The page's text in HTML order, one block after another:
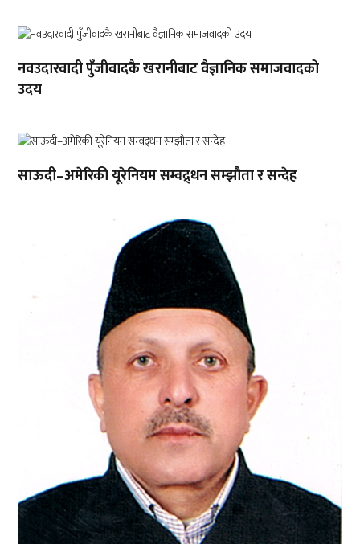
नवउदारवादी पुँजीवादकै खरानीबाट वैज्ञानिक समाजवादको
उदय
साऊदी–अमेरिकी यूरेनियम सम्वद्र्धन सम्झौता र सन्देह